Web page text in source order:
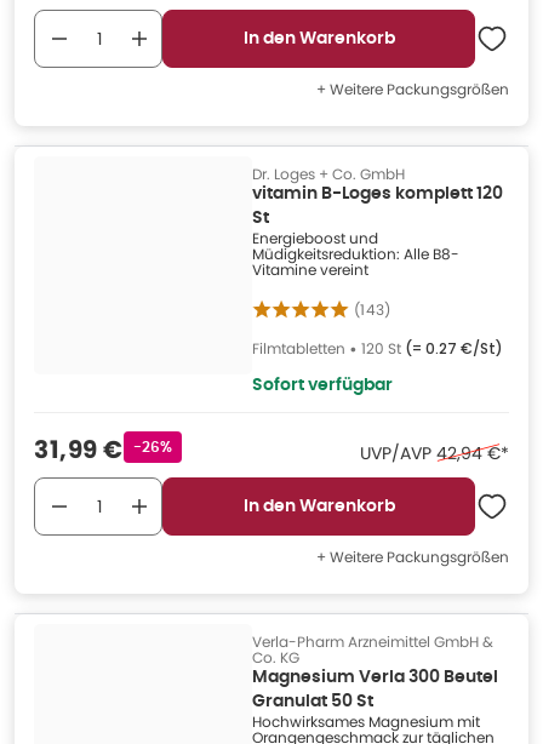
In den Warenkorb
+ Weitere Packungsgrößen
Dr. Loges + Co. GmbH
vitamin B-Loges komplett 120
St
Energieboost und
Müdigkeitsreduktion: Alle B8-
Vitamine vereint
(143)
Filmtabletten • 120 St (= 0.27 €/St)
Sofort verfügbar
Verkaufspreis
31,99 € Rabattstempel
-26% UVP/AVP Ehemaliger
42,94 €*
In den Warenkorb
+ Weitere Packungsgrößen
Verla-Pharm Arzneimittel GmbH &
Co. KG
Magnesium Verla 300 Beutel
Granulat 50 St
Hochwirksames Magnesium mit
Orangengeschmack zur täglichen